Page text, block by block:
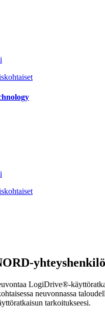
LogiDrive®-
neuvonnassa
tarkoitukseesi.